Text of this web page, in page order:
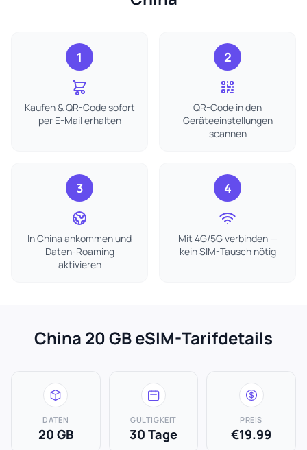
1
Kaufen & QR-Code sofort
per E-Mail erhalten
2
QR-Code in den
Geräteeinstellungen
scannen
3
In China ankommen und
Daten-Roaming
aktivieren
4
Mit 4G/5G verbinden —
kein SIM-Tausch nötig
China 20 GB eSIM-Tarifdetails
DATEN
20 GB
GÜLTIGKEIT
30 Tage
PREIS
€19.99